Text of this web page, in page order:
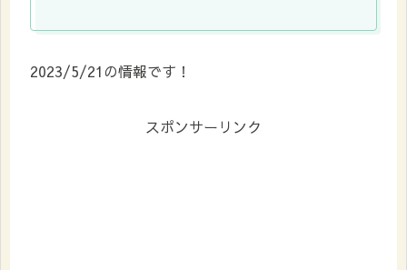
2023/5/21の情報です！
スポンサーリンク